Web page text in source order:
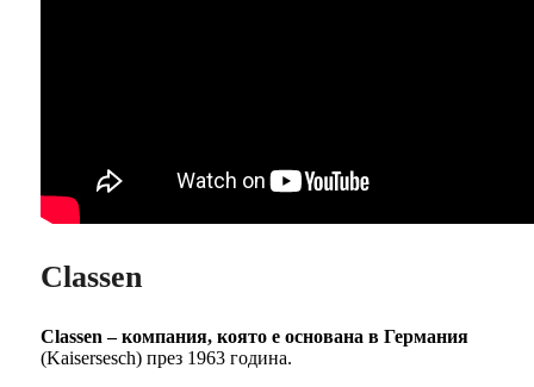
Classen
Classen – компания, която е основана в Германия
(Kaisersesch) през 1963 година.